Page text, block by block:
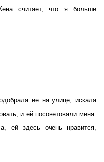
считает, что я больше
ее на улице, искала
и ей посоветовали меня.
ей здесь очень нравится,